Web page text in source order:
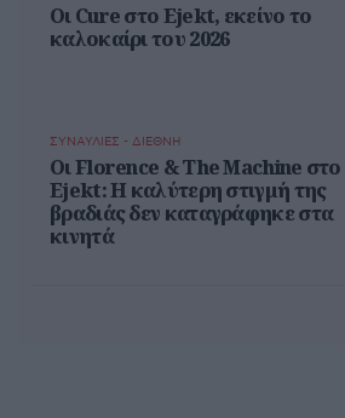
Οι Cure στο Ejekt, εκείνο το
καλοκαίρι του 2026
ΣΥΝΑΥΛΙΕΣ - ΔΙΕΘΝΗ
Oι Florence & The Machine στο
Ejekt: Η καλύτερη στιγμή της
βραδιάς δεν καταγράφηκε στα
κινητά